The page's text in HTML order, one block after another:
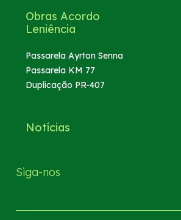
Obras Acordo
Leniência
Passarela Ayrton Senna
Passarela KM 77
Duplicação PR-407
Notícias
Siga-nos